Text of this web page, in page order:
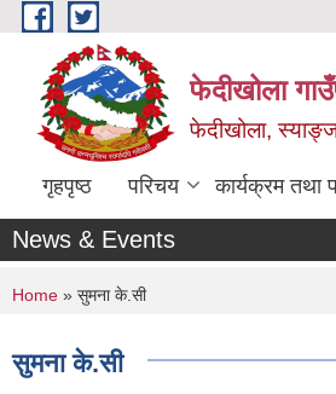
Skip to main content
फेदीखोला
फेदीखोला,
गृहपृष्ठ परिचय कार्यक्रम तथा
News & Events
You are here
Home » सुमना के.सी
सुमना के.सी